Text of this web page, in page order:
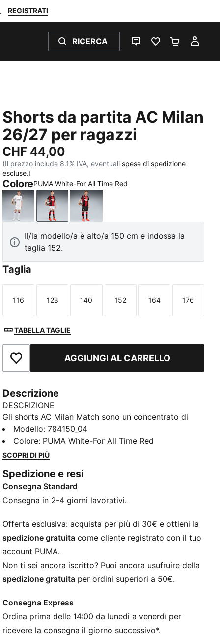
REGISTRATI
RICERCA
CHAT PREFERITI 0
Shorts da partita AC Milan
26/27 per ragazzi
CHF 44,00
(Il prezzo include 8.1% IVA, eventuali spese di spedizione
escluse.)
ColorePUMA White-For All Time Red
PUMA White-Victory Gold
PUMA White-For All Time Red
PUMA Black-For All Time Red
Il/la modello/a è alto/a 150 cm e indossa la
taglia 152.
Taglia
Taglia
116
Taglia
128
Taglia
140
Taglia
152
Taglia
164
Taglia
176
TABELLA TAGLIE
Aggiungi ai PreferitiAGGIUNGI AL CARRELLO
Descrizione
DESCRIZIONE
Gli shorts AC Milan Match sono un concentrato di
energia professionale per le aspiranti leggende di San
Siro. Ideali per le giornate di partita, progettati per
giocate audaci.
GESTIONE DELL’UMIDITÀ: la tecnologia dryCELL di
PUMA assorbe l’umidità e il sudore e ti mantiene
sempre asciutto e a tuo agio
finiture e decorazioni
DETTAGLI
Progettato per: Calcio
Lunghezza: Lunghezza sopra il ginocchio
Fondo aperto
Vita: Media
PUMA per ragazzi: per bambini più grandi dagli otto
ai sedici anni
Modello:784150_04
Colore: PUMA White-For All Time Red
SCOPRI DI PIÙ
Spedizione e resi
Consegna Standard
Consegna in 2-4 giorni lavorativi.
Offerta esclusiva: acquista per più di 30€ e ottieni la
spedizione gratuita come cliente registrato con il tuo
account PUMA.
Non ti sei ancora iscritto? Puoi ancora usufruire della
spedizione gratuita per ordini superiori a 50€.
Consegna Express
Ordina prima delle 14:00 da lunedì a venerdì per
ricevere la consegna il giorno successivo*.